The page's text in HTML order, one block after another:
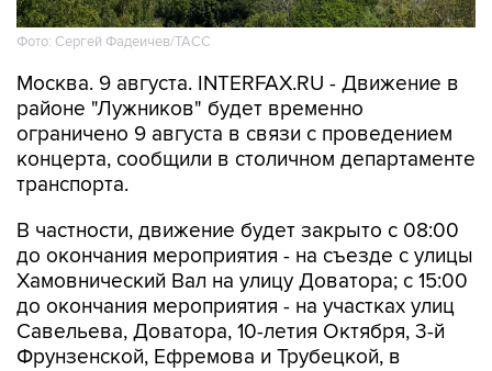
Фото: Сергей Фадеичев/ТАСС
Москва. 9 августа. INTERFAX.RU - Движение в
районе "Лужников" будет временно
ограничено 9 августа в связи с проведением
концерта, сообщили в столичном департаменте
транспорта.
В частности, движение будет закрыто с 08:00
до окончания мероприятия - на съезде с улицы
Хамовнический Вал на улицу Доватора; с 15:00
до окончания мероприятия - на участках улиц
Савельева, Доватора, 10-летия Октября, 3-й
Фрунзенской, Ефремова и Трубецкой, в